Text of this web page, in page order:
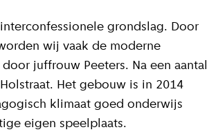
grondslag. Door
wij vaak de moderne
juffrouw Peeters. Na een aantal
Het gebouw is in 2014
klimaat goed onderwijs
eigen speelplaats.